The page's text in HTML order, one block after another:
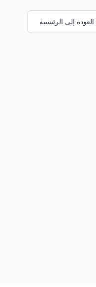
إلى الرئيسية